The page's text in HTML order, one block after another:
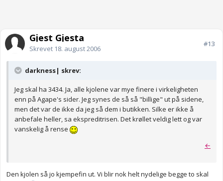
Gjest Gjesta
Skrevet 18. august 2006
#13
darkness| skrev:
Jeg skal ha 3434. Ja, alle kjolene var mye finere i virkeligheten
enn på Agape's sider. Jeg synes de så så "billige" ut på sidene,
men det var de ikke da jeg så dem i butikken. Silke er ikke å
anbefale heller, sa ekspreditrisen. Det krøllet veldig lett og var
vanskelig å rense
←
Den kjolen så jo kjempefin ut. Vi blir nok helt nydelige begge to skal